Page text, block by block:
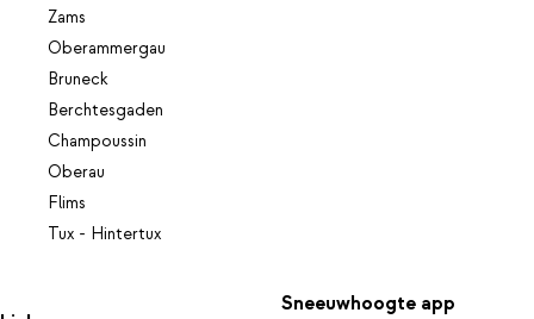
Zams
Oberammergau
Bruneck
Berchtesgaden
Champoussin
Oberau
Flims
Tux - Hintertux
Sneeuwhoogte app